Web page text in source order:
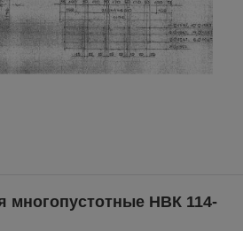
многопустотные НВК 114-